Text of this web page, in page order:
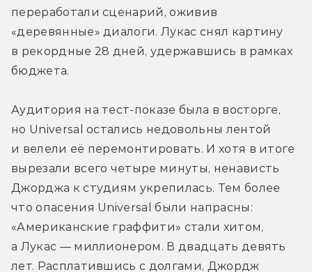
переработали сценарий, оживив
«деревянные» диалоги. Лукас снял картину
в рекордные 28 дней, удержавшись в рамках
бюджета.
Аудитория на тест-показе была в восторге,
но Universal остались недовольны лентой
и велели её перемонтировать. И хотя в итоге
вырезали всего четыре минуты, ненависть
Джорджа к студиям укрепилась. Тем более
что опасения Universal были напрасны:
«Американские граффити» стали хитом,
а Лукас — миллионером. В двадцать девять
лет. Расплатившись с долгами, Джордж